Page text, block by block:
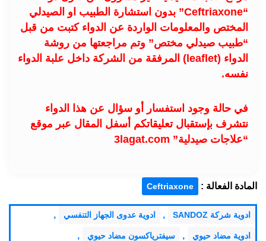
“Ceftriaxone” بدون استشارة الطبيب او الصيدلي
المختص والمعلومات الواردة عن الدواء كتبت من قبل
“طبيب صيدلي مختص” وتم مراجعتها من روشة
الدواء (leaflet) المرفقة من الشركة داخل علبة الدواء
نفسه.
في حالة وجود استفسار أو سؤال عن هذا الدواء
نتشرف بإستقبال تعليقاتكم أسفل المقال عبر موقع
“علاجات صيدلية” 3lagat.com
المادة الفعالة : Ceftriaxone
ادوية شركة SANDOZ , ادوية عدوى الجهاز التنفسي ,
ادوية مضاد حيوي , سيفترياكسون مضاد حيوي ,